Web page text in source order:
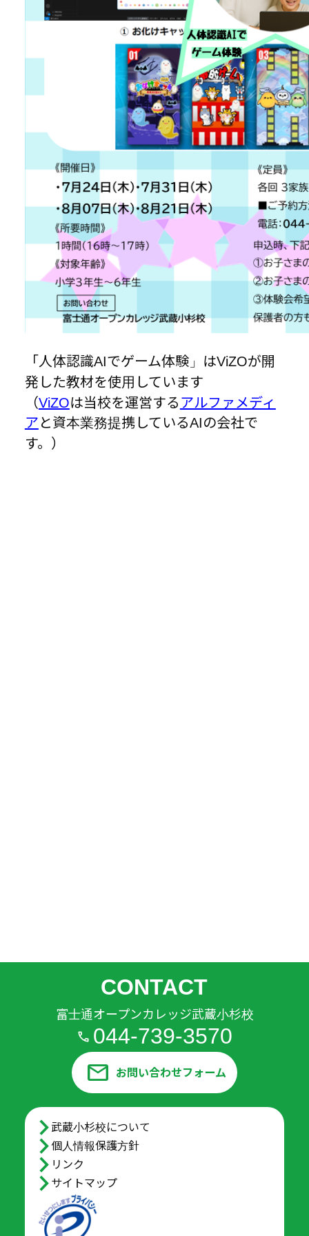
「人体認識AIでゲーム体験」はViZOが開
発した教材を使用しています
（ViZOは当校を運営する アルファメディ
ア と資本業務提携しているAIの会社で
す。）
CONTACT
富士通オープンカレッジ武蔵小杉校
044-739-3570
mail お問い合わせフォーム
arrow_forward_ios武蔵小杉校について
arrow_forward_ios個人情報保護方針
arrow_forward_ios リンク
arrow_forward_iosサイトマップ